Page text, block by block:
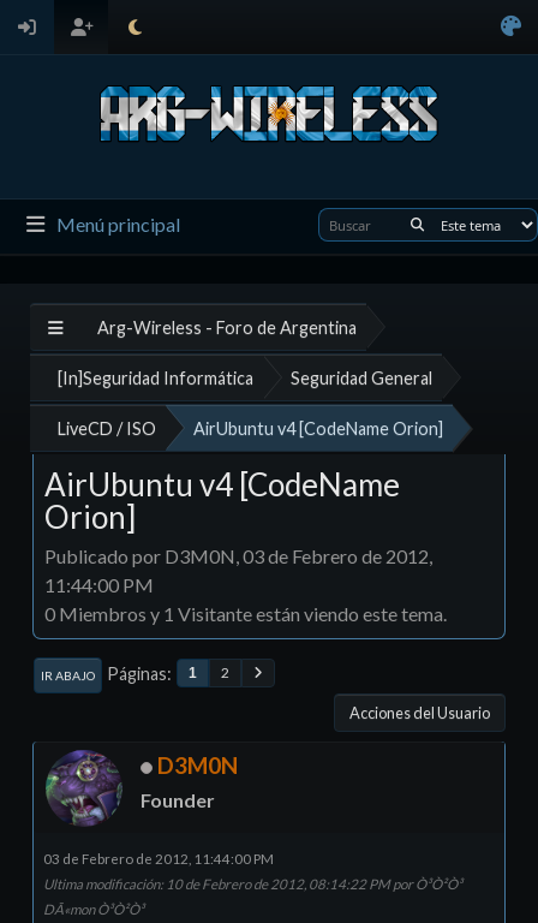
Menú principal
Arg-Wireless - Foro de Argentina
[In]Seguridad Informática Seguridad General
LiveCD / ISO AirUbuntu v4 [CodeName Orion]
AirUbuntu v4 [CodeName
Orion]
Publicado por D3M0N, 03 de Febrero de 2012,
11:44:00 PM
0 Miembros y 1 Visitante están viendo este tema.
IR ABAJO Páginas 1 2
Acciones del Usuario
D3M0N
Founder
03 de Febrero de 2012, 11:44:00 PM
Ultima modificación: 10 de Febrero de 2012, 08:14:22 PM por Ò³Ò²Ò³
DÃ«mon Ò³Ò²Ò³